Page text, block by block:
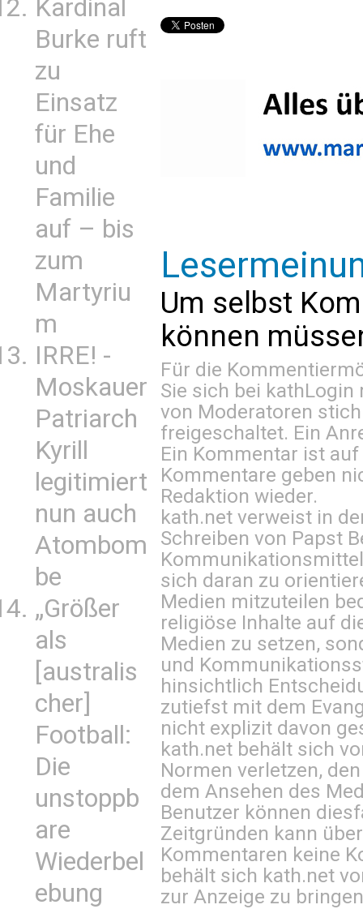
Kardinal
Burke ruft
zu
Einsatz
für Ehe
und
Familie
auf – bis
zum
Martyriu
m
IRRE! -
Moskauer
Patriarch
Kyrill
legitimiert
nun auch
Atombom
be
„Größer
als
[australis
cher]
Football:
Die
unstoppb
are
Wiederbel
ebung
Um selbst
können
Für die
Sie sich bei kathLogin
von Moderatoren
freigeschaltet. Ein
Ein Kommentar ist
Kommentare geben
Redaktion wieder.
kath.net verweist in
Schreiben von Papst
sich daran zu
Medien mitzuteilen
religiöse Inhalte auf
Medien zu setzen,
und
hinsichtlich
zutiefst mit dem
nicht explizit davon
kath.net behält sich
Normen verletzen,
dem Ansehen des
Benutzer können
Zeitgründen kann
Kommentaren keine
behält sich kath.net
zur Anzeige zu